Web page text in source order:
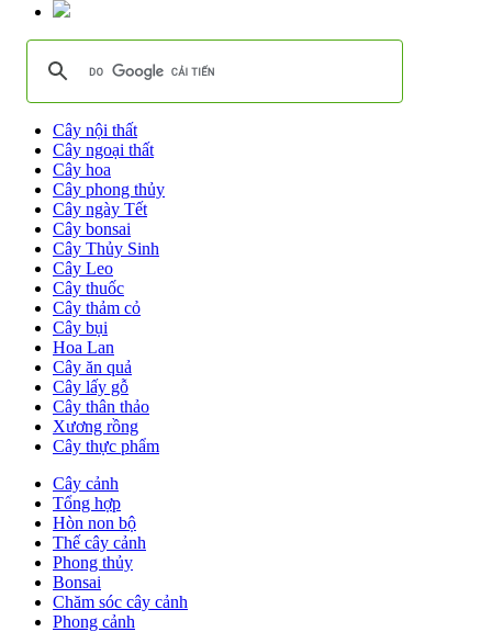
Cây nội thất
Cây ngoại thất
Cây hoa
Cây phong thủy
Cây ngày Tết
Cây bonsai
Cây Thủy Sinh
Cây Leo
Cây thuốc
Cây thảm cỏ
Cây bụi
Hoa Lan
Cây ăn quả
Cây lấy gỗ
Cây thân thảo
Xương rồng
Cây thực phẩm
Cây cảnh
Tổng hợp
Hòn non bộ
Thế cây cảnh
Phong thủy
Bonsai
Chăm sóc cây cảnh
Phong cảnh